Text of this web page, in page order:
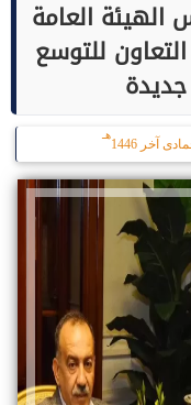
العامة
للتوسع
هـ